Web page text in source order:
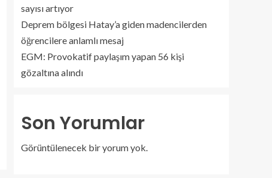
sayısı artıyor
Deprem bölgesi Hatay’a giden madencilerden
öğrencilere anlamlı mesaj
EGM: Provokatif paylaşım yapan 56 kişi
gözaltına alındı
Son Yorumlar
Görüntülenecek bir yorum yok.